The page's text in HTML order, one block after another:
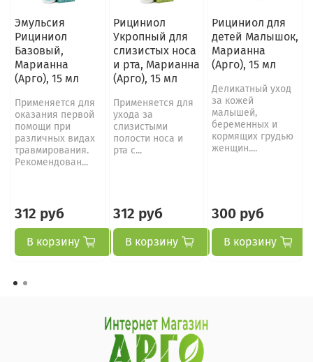
Эмульсия
Рициниол
Базовый,
Марианна
(Арго), 15 мл
Применяется для
оказания первой
помощи при
различных видах
травмирования.
Рекомендован...
312 руб
В корзину
Рициниол
Укропный для
слизистых носа
и рта, Марианна
(Арго), 15 мл
Применяется для
ухода за
слизистыми
полости носа и
рта с...
312 руб
В корзину
Рициниол для
детей Малышок,
Марианна
(Арго), 15 мл
Деликатный уход
за кожей
малышей,
беременных и
кормящих грудью
женщин....
300 руб
В корзину